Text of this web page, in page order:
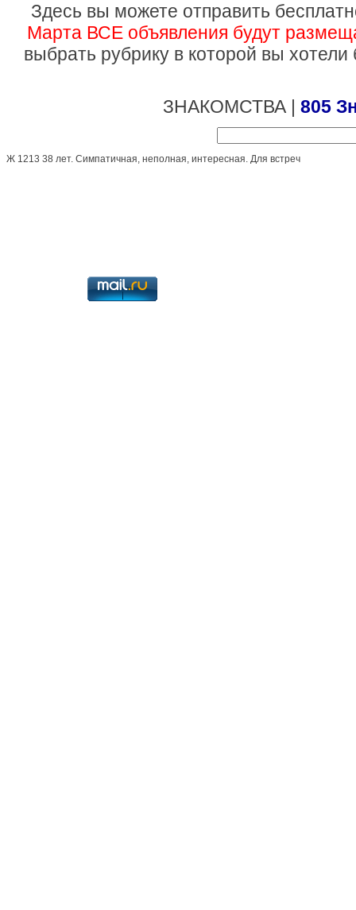
Здесь вы можете отправить
Марта ВСЕ объявления будут
выбрать рубрику в которой вы
ЗНАКОМСТВА | 805
Ж 1213 38 лет. Симпатичная, неполная, интересная. Для встреч